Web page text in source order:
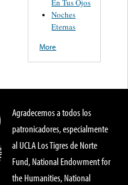
En Tus Ojos
Noches
Eternas
More
Agradecemos a todos los
patronicadores, especialmente
al UCLA Los Tigres de Norte
Fund, National Endowment for
the Humanities, National